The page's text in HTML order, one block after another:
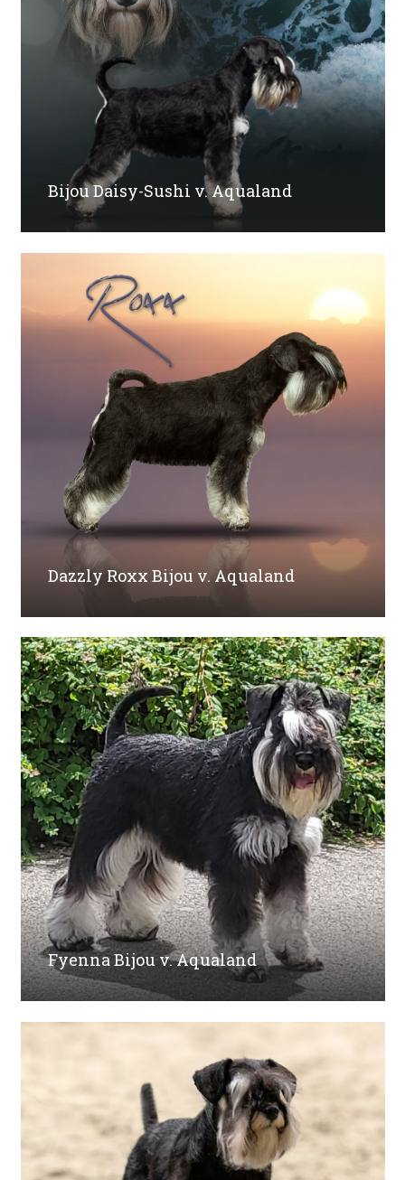
Bijou Daisy-Sushi v. Aqualand
Dazzly Roxx Bijou v. Aqualand
Fyenna Bijou v. Aqualand